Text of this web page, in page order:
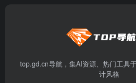
top.gd.cn导航，集AI资源、热门工具
计风格